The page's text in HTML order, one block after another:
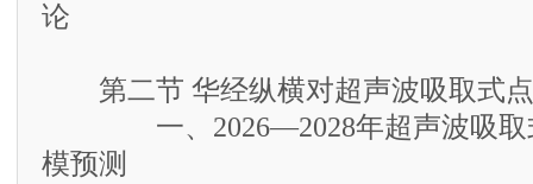
论
第二节 华经纵横对超声波吸取式点
一、2026—2028年超声波吸取式
模预测